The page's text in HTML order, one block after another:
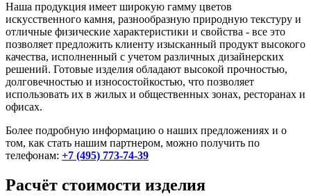
Наша продукция имеет широкую гамму цветов
искусственного камня, разнообразную природную текстуру и
отличные физические характеристики и свойства - все это
позволяет предложить клиенту изысканный продукт высокого
качества, исполненный с учетом различных дизайнерских
решений. Готовые изделия обладают высокой прочностью,
долговечностью и износостойкостью, что позволяет
использовать их в жилых и общественных зонах, ресторанах и
офисах.
Более подробную информацию о наших предложениях и о
том, как стать нашим партнером, можно получить по
телефонам: +7 (495) 773-74-39
Расчёт стоимости изделия